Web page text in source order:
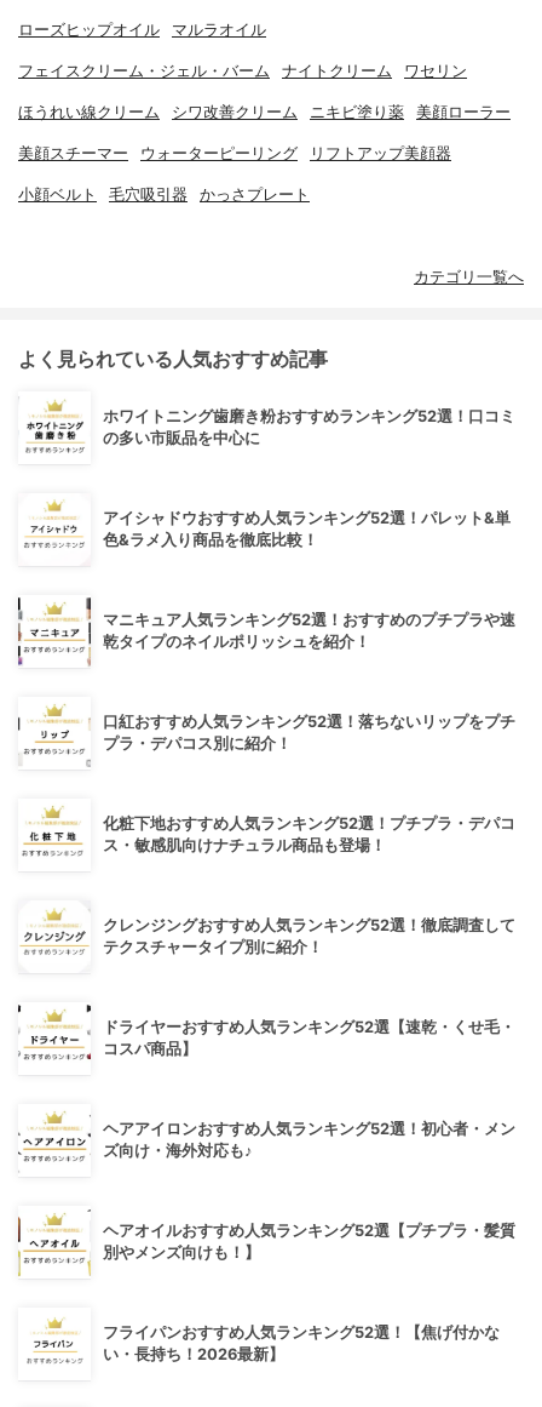
ローズヒップオイル マルラオイル
フェイスクリーム・ジェル・バーム ナイトクリーム ワセリン
ほうれい線クリーム シワ改善クリーム ニキビ塗り薬 美顔ローラー
美顔スチーマー ウォーターピーリング リフトアップ美顔器
小顔ベルト 毛穴吸引器 かっさプレート
カテゴリ一覧へ
よく見られている人気おすすめ記事
ホワイトニング歯磨き粉おすすめランキング52選！口コミ
の多い市販品を中心に
アイシャドウおすすめ人気ランキング52選！パレット&単
色&ラメ入り商品を徹底比較！
マニキュア人気ランキング52選！おすすめのプチプラや速
乾タイプのネイルポリッシュを紹介！
口紅おすすめ人気ランキング52選！落ちないリップをプチ
プラ・デパコス別に紹介！
化粧下地おすすめ人気ランキング52選！プチプラ・デパコ
ス・敏感肌向けナチュラル商品も登場！
クレンジングおすすめ人気ランキング52選！徹底調査して
テクスチャータイプ別に紹介！
ドライヤーおすすめ人気ランキング52選【速乾・くせ毛・
コスパ商品】
ヘアアイロンおすすめ人気ランキング52選！初心者・メン
ズ向け・海外対応も♪
ヘアオイルおすすめ人気ランキング52選【プチプラ・髪質
別やメンズ向けも！】
フライパンおすすめ人気ランキング52選！【焦げ付かな
い・長持ち！2026最新】